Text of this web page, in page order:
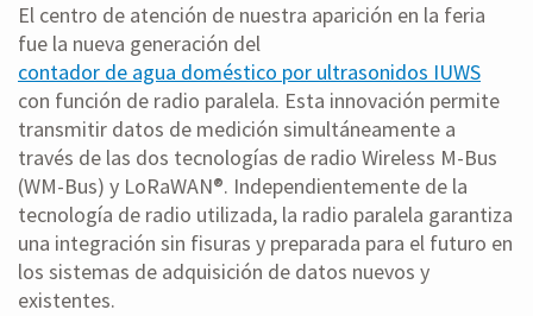
El centro de atención de nuestra aparición en la feria
fue la nueva generación del
contador de agua doméstico por ultrasonidos IUWS
con función de radio paralela. Esta innovación permite
transmitir datos de medición simultáneamente a
través de las dos tecnologías de radio Wireless M-Bus
(WM-Bus) y LoRaWAN®. Independientemente de la
tecnología de radio utilizada, la radio paralela garantiza
una integración sin fisuras y preparada para el futuro en
los sistemas de adquisición de datos nuevos y
existentes.